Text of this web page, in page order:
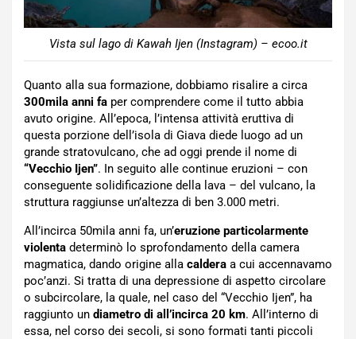
Vista sul lago di Kawah Ijen (Instagram) – ecoo.it
Quanto alla sua formazione, dobbiamo risalire a circa
300mila anni fa per comprendere come il tutto abbia
avuto origine. All’epoca, l’intensa attività eruttiva di
questa porzione dell’isola di Giava diede luogo ad un
grande stratovulcano, che ad oggi prende il nome di
“Vecchio Ijen”. In seguito alle continue eruzioni – con
conseguente solidificazione della lava – del vulcano, la
struttura raggiunse un’altezza di ben 3.000 metri.
All’incirca 50mila anni fa, un’eruzione particolarmente
violenta determinò lo sprofondamento della camera
magmatica, dando origine alla caldera a cui accennavamo
poc’anzi. Si tratta di una depressione di aspetto circolare
o subcircolare, la quale, nel caso del “Vecchio Ijen”, ha
raggiunto un diametro di all’incirca 20 km. All’interno di
essa, nel corso dei secoli, si sono formati tanti piccoli